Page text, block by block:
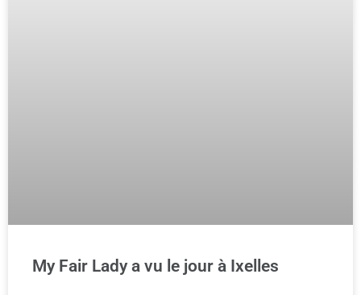
My Fair Lady a vu le jour à Ixelles